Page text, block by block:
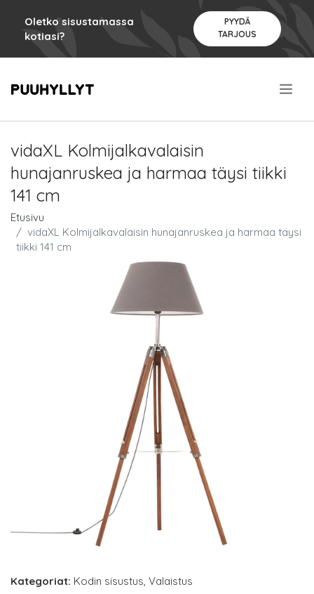
Oletko sisustamassa
kotiasi?
PYYDÄ
TARJOUS
vidaXL Kolmijalkavalaisin
hunajanruskea ja harmaa täysi tiikki
141 cm
Etusivu
vidaXL Kolmijalkavalaisin hunajanruskea ja harmaa täysi
tiikki 141 cm
Kategoriat: Kodin sisustus, Valaistus